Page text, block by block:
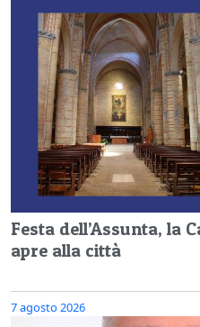
Festa dell’Assunta, la
apre alla città
7 agosto 2026